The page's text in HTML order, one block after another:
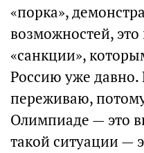
«порка»,
возможностей, это
«санкции»,
Россию уже давно.
переживаю,
Олимпиаде — это
такой ситуации —